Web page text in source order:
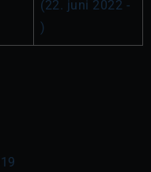
(22. juni 2022 -
)